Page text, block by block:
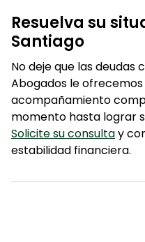
Resuelva su
Santiago
No deje que las deudas
Abogados le
acompañamiento
momento hasta lograr
Solicite su consultay
estabilidad financiera.